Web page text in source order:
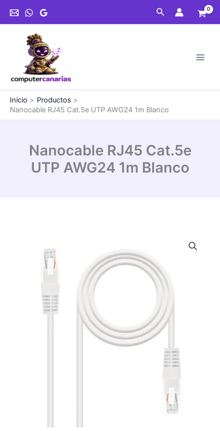
Buscar
Inicio
Productos
Nanocable RJ45 Cat.5e UTP AWG24 1m Blanco
Nanocable RJ45 Cat.5e
UTP AWG24 1m Blanco
Cat.5e
UTP
Blanco
cantidad